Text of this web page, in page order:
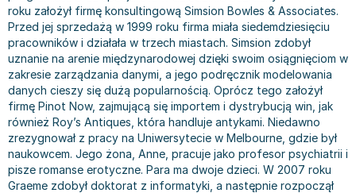
Bajki wiersze
Do kolorowania i naklejania
Kontrastowe obrazki
Kreatywne / Aktywizujące
Poznawanie świata
Podręczniki szkolne
Edukacja przedszkolna
Liceum, Technikum
Szkoła podstawowa
Książki: finanse, księgowość, bankowość
Książki o gospodarce
Inne
Książki o marketingu
Książki o zarządzaniu
Historia - książki
Archeologia - książki
Historia Polski - książki
Historia świata - książki
Książki: pamiętniki, dzienniki i listy
Wywiady, wspomnienia - książki
Komiksy
Komiksy dla dorosłych
Komiksy dla dzieci
Komiksy dla młodzieży
Komiksy obcojęzyczne
Fantastyka, horror - książki
Książki fantasy
Liceum i technikum
Podręczniki do 1 klasy liceum i technikum
Podręczniki do 2 klasy liceum i technikum
Podręczniki do 3 klasy liceum i technikum
Podręczniki do klasy 4 liceum i technikum
Podręczniki do szkoły zawodowej
Podręczniki do 1 klasy szkoły zawodowej
Podręczniki do 2 klasy szkoły zawodowej
Podręczniki do 3 klasy szkoły zawodowej
Książki o sportowcach
Książki: Turystyka i podróże
Albumy krajoznawcze
Albumy krajoznawcze - Polska
Albumy krajoznawcze - Świat
Atlasy
Atlasy - Polska
Atlasy - świat
Globusy
Julian Tuwim
Bracia Grimm
Stephen King
Tanya Valko
Lauren Kate
Jan Brzechwa
E. L. James
Virginia C. Andrews
Waldemar Łysiak
roku założył firmę konsultingową Simsion Bowles & Associates.
Przed jej sprzedażą w 1999 roku firma miała siedemdziesięciu
pracowników i działała w trzech miastach. Simsion zdobył
uznanie na arenie międzynarodowej dzięki swoim osiągnięciom w
zakresie zarządzania danymi, a jego podręcznik modelowania
danych cieszy się dużą popularnością. Oprócz tego założył
firmę Pinot Now, zajmującą się importem i dystrybucją win, jak
również Roy’s Antiques, która handluje antykami. Niedawno
zrezygnował z pracy na Uniwersytecie w Melbourne, gdzie był
naukowcem. Jego żona, Anne, pracuje jako profesor psychiatrii i
pisze romanse erotyczne. Para ma dwoje dzieci. W 2007 roku
Graeme zdobył doktorat z informatyki, a następnie rozpoczął